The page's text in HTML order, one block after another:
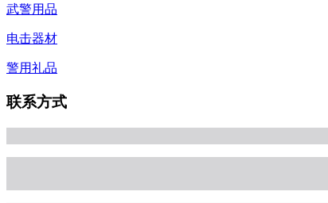
武警用品
电击器材
警用礼品
联系方式